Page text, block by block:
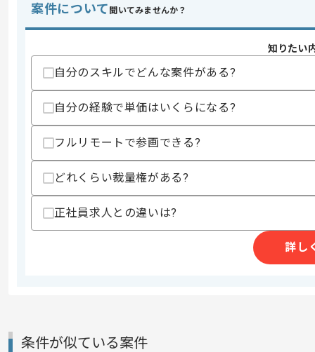
精算・お支払い
支払いサイト
15日
その他募集要項
作業開始日
立ち上がり3ヶ月ほどは週5常駐いただ
案件について 聞いてみませんか？
知りたい
自分のスキルでどんな案件がある?
自分の経験で単価はいくらになる?
フルリモートで参画できる?
どれくらい裁量権がある?
正社員求人との違いは?
詳し
条件が似ている案件